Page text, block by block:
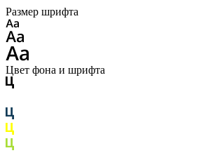
Размер шрифта
Цвет фона и шрифта